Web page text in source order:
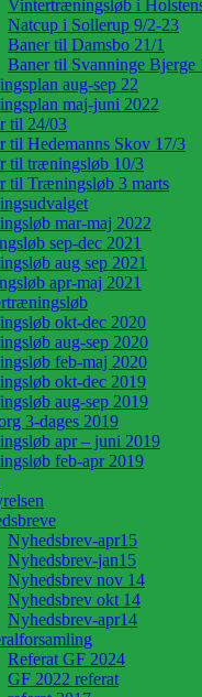
Vintertræningsløb i
Natcup i Sollerup 9/2-23
Baner til Damsbo 21/1
Baner til Svanninge Bjerge
aug-sep 22
maj-juni 2022
til 24/03
til Hedemanns Skov 17/3
til træningsløb 10/3
til Træningsløb 3 marts
mar-maj 2022
sep-dec 2021
aug sep 2021
apr-maj 2021
okt-dec 2020
aug-sep 2020
feb-maj 2020
okt-dec 2019
aug-sep 2019
3-dages 2019
apr – juni 2019
feb-apr 2019
Nyhedsbrev-apr15
Nyhedsbrev-jan15
Nyhedsbrev nov 14
Nyhedsbrev okt 14
Nyhedsbrev-apr14
Referat GF 2024
GF 2022 referat